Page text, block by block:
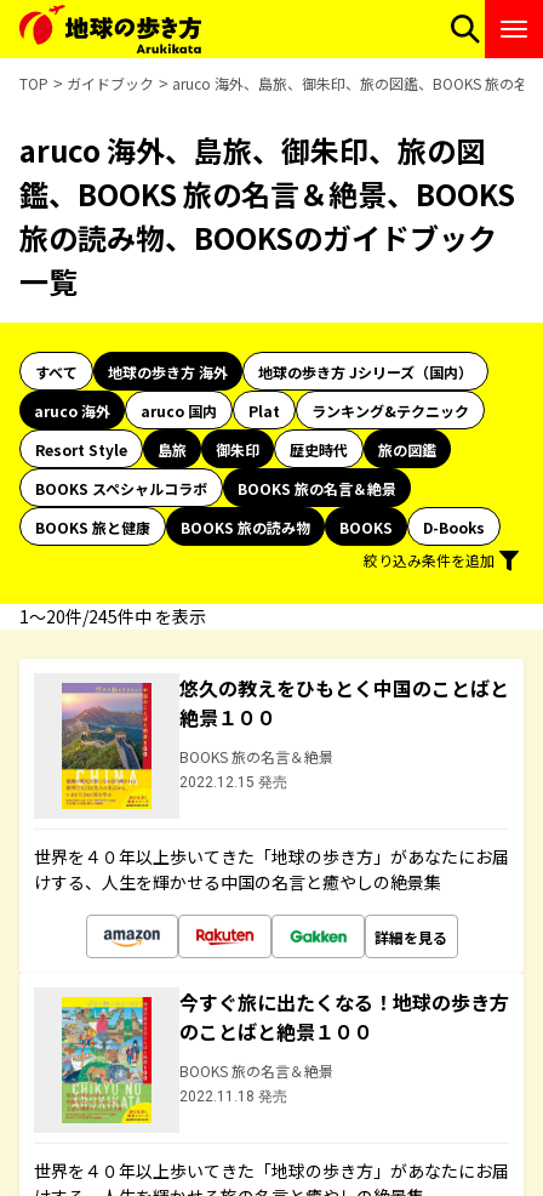
TOP ガイドブック aruco 海外、島旅、御朱印、旅の図鑑、BOOKS 旅の名
aruco 海外、島旅、御朱印、旅の図
鑑、BOOKS 旅の名言＆絶景、BOOKS
旅の読み物、BOOKSのガイドブック
一覧
すべて 地球の歩き方 海外
地球の歩き方 Jシリーズ（国内）
aruco 海外
aruco 国内 Plat
ランキング&テクニック
Resort Style
島旅 御朱印 歴史時代
旅の図鑑
BOOKS スペシャルコラボ
BOOKS 旅の名言＆絶景
BOOKS 旅と健康
BOOKS 旅の読み物 BOOKS
D-Books
絞り込み条件を追加
1〜20件/245件中 を表示
悠久の教えをひもとく中国のことばと
絶景１００
BOOKS 旅の名言＆絶景
2022.12.15 発売
世界を４０年以上歩いてきた「地球の歩き方」があなたにお届
けする、人生を輝かせる中国の名言と癒やしの絶景集
詳細を見る
今すぐ旅に出たくなる！地球の歩き方
のことばと絶景１００
BOOKS 旅の名言＆絶景
2022.11.18 発売
世界を４０年以上歩いてきた「地球の歩き方」があなたにお届